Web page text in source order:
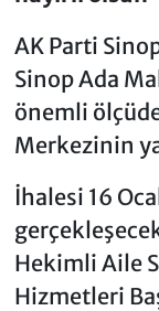
AK Parti
Sinop Ada
önemli
Merkezinin
İhalesi 16
Hekimli Aile
Hizmetleri